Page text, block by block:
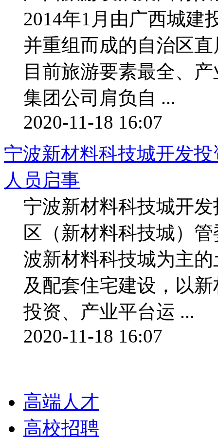
2014年1月由广西城建
并重组而成的自治区
目前旅游要素最全、
集团公司肩负自 ...
2020-11-18 16:07
宁波新材料科技城开发
人员启事
宁波新材料科技城开
区（新材料科技城）
波新材料科技城为主
及配套住宅建设，以
投资、产业平台运 ...
2020-11-18 16:07
高端人才
高校招聘